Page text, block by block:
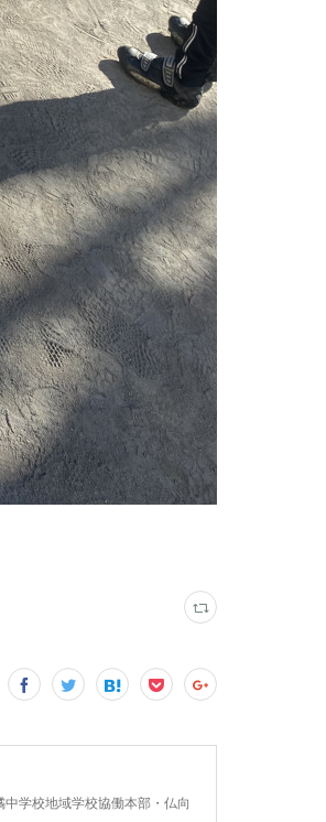
学校地域学校協働本部・仏向